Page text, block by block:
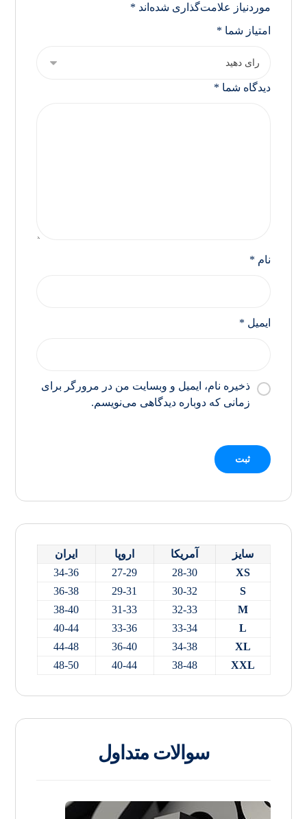
موردنیاز علامت‌گذاری شده‌اند *
امتیاز شما *
دیدگاه شما *
نام *
ایمیل *
ذخیره نام، ایمیل و وبسایت من در مرورگر برای
زمانی که دوباره دیدگاهی می‌نویسم.
سایز آمریکا اروپا
ایران
XS
28-30
27-29
34-36
S
30-32
29-31
36-38
M
32-33
31-33
38-40
L
33-34
33-36
40-44
XL
34-38
36-40
44-48
XXL
38-48
40-44
48-50
سوالات متداول